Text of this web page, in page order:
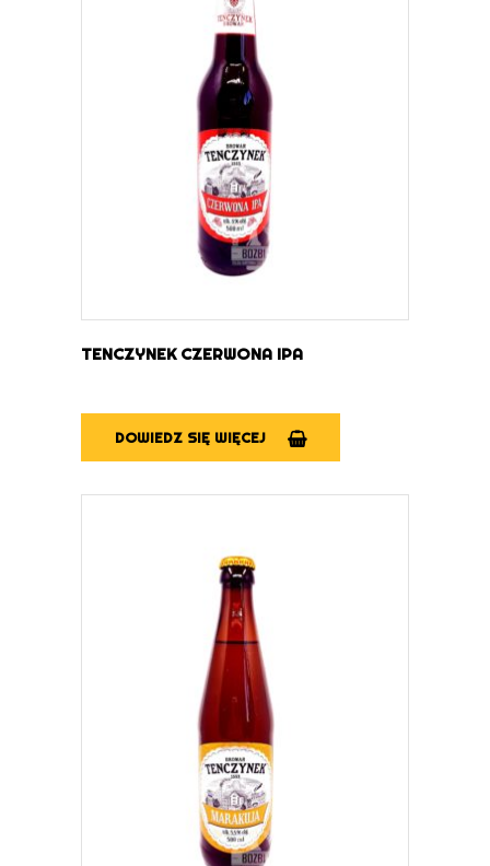
DOWIEDZ SIĘ WIĘCEJ
TENCZYNEK CZERWONA IPA
DOWIEDZ SIĘ WIĘCEJ
DOWIEDZ SIĘ WIĘCEJ